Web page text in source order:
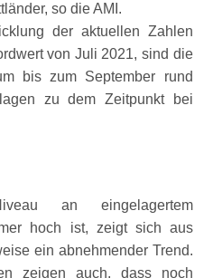
so die AMI.
der aktuellen Zahlen
von Juli 2021, sind die
bis zum September rund
zu dem Zeitpunkt bei
an eingelagertem
hoch ist, zeigt sich aus
ein abnehmender Trend.
zeigen auch, dass noch